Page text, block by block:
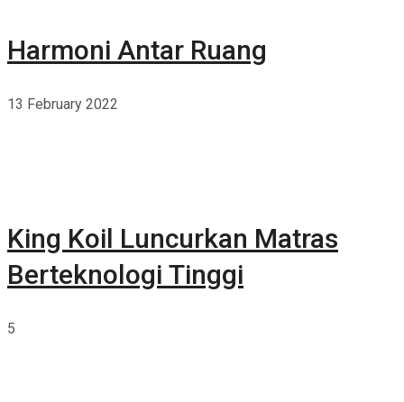
Harmoni Antar Ruang
13 February 2022
King Koil Luncurkan Matras
Berteknologi Tinggi
5